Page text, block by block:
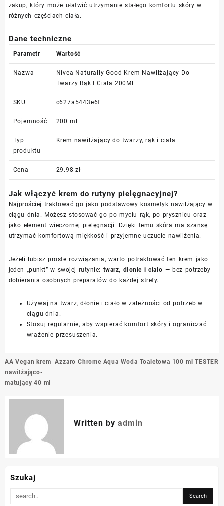
zakup, który może ułatwić utrzymanie stałego komfortu skóry w
różnych częściach ciała.
Dane techniczne
Parametr Wartość
Nazwa
Nivea Naturally Good Krem Nawilżający Do
Twarzy Rąk I Ciała 200Ml
SKU c627a5443e6f
Pojemność 200 ml
Typ
produktu
Krem nawilżający do twarzy, rąk i ciała
Cena 29.98 zł
Jak włączyć krem do rutyny pielęgnacyjnej?
Najprościej traktować go jako podstawowy kosmetyk nawilżający w
ciągu dnia. Możesz stosować go po myciu rąk, po prysznicu oraz
jako element wieczornej pielęgnacji. Dzięki temu skóra ma szansę
utrzymać komfortową miękkość i przyjemne uczucie nawilżenia.
Jeżeli lubisz proste rozwiązania, warto potraktować ten krem jako
jeden „punkt” w swojej rutynie: twarz, dłonie i ciało — bez potrzeby
dobierania osobnych preparatów do każdej strefy.
Używaj na twarz, dłonie i ciało w zależności od potrzeb w
ciągu dnia.
Stosuj regularnie, aby wspierać komfort skóry i ograniczać
wrażenie przesuszenia.
Nawigacja
wpisu
AA Vegan krem
nawilżająco-
matujący 40 ml
Azzaro Chrome Aqua Woda Toaletowa 100 ml TESTER
Written by admin
Szukaj